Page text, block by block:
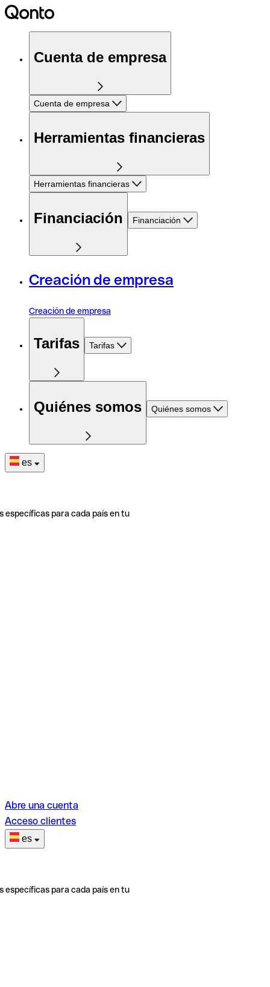
Cuenta de empresa
Cuenta de empresa
Herramientas financieras
Herramientas financieras
Financiación Financiación
Creación de empresa
Creación de empresa
Tarifas Tarifas
Quiénes somos Quiénes somos
es
específicas para cada país en tu
Abre una cuenta
Acceso clientes
es
específicas para cada país en tu